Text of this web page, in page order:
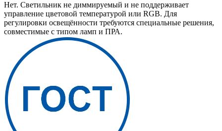
Нет. Светильник не диммируемый и не поддерживает
управление цветовой температурой или RGB. Для
регулировки освещённости требуются специальные решения,
совместимые с типом ламп и ПРА.